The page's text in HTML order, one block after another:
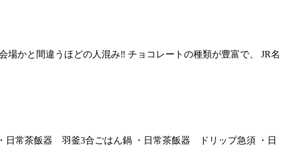
場かと間違うほどの人混み‼️ チョコレートの種類が豊富で、 JR名
日常茶飯器 羽釜3合ごはん鍋 ・日常茶飯器 ドリップ急須 ・日